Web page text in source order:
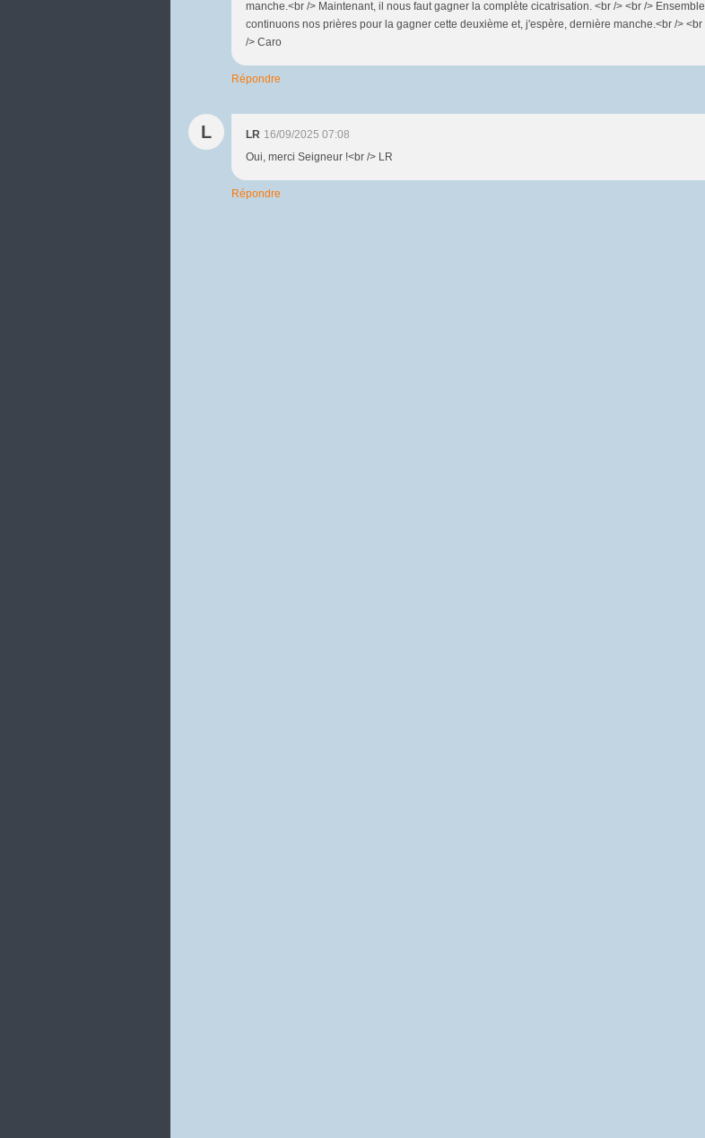
manche.<br /> Maintenant, il nous faut gagner la complète cicatrisation. <br /> <br /> Ensemble,
continuons nos prières pour la gagner cette deuxième et, j'espère, dernière manche.<br /> <br
/> Caro
Répondre
L LR 16/09/2025 07:08
Oui, merci Seigneur !<br /> LR
Répondre